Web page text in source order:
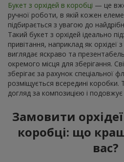
Букет з орхідей в коробці — це
ручної роботи, в якій кожен
підбирається з увагою до
Такий букет з орхідей ідеально
привітання, наприклад як орхідеї
виглядає яскраво та
окремого місця для зберігання.
зберігає за рахунок спеціальної
розміщується всередині коробки.
догляд за композицією і подовжує
Замовити
коробці: що
вас?